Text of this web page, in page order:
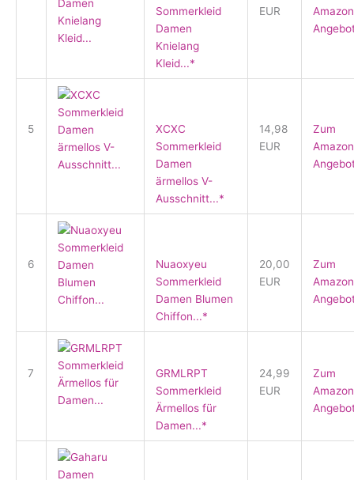
Sommerkleid
Damen
Knielang
Kleid...*
EUR
Amazon
5
XCXC
Sommerkleid
Damen
ärmellos V-
Ausschnitt...*
14,98
EUR
Zum
Amazon
6
Nuaoxyeu
Sommerkleid
Damen Blumen
Chiffon...*
20,00
EUR
Zum
Amazon
7
GRMLRPT
Sommerkleid
Ärmellos für
Damen...*
24,99
EUR
Zum
Amazon